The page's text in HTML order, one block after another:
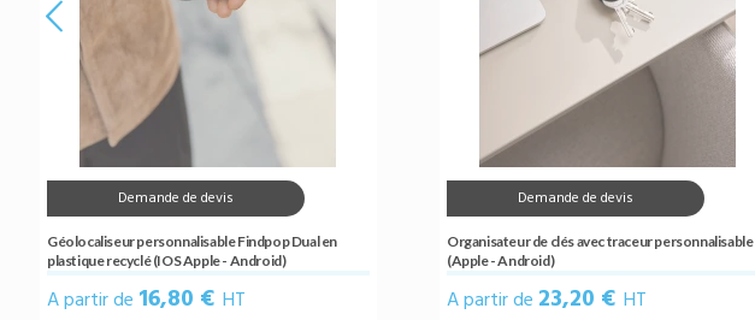
Demande de devis
Géolocaliseur personnalisable Findpop Dual en
plastique recyclé (IOS Apple - Android)
A partir de 16,80 € HT
Demande de devis
Organisateur de clés avec traceur personnalisable
(Apple - Android)
A partir de 23,20 € HT